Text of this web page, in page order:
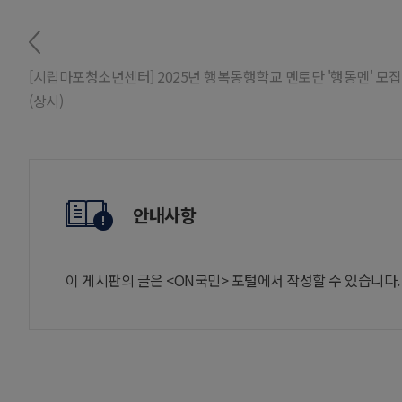
[시립마포청소년센터] 2025년 행복동행학교 멘토단 '행동멘' 모집
(상시)
안내사항
이 게시판의 글은 <ON국민> 포털에서 작성할 수 있습니다.